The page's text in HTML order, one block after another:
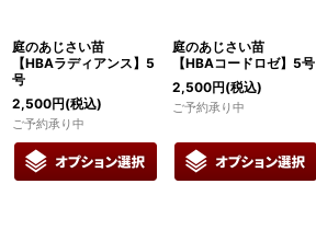
絞り込む
庭のあじさい苗
【HBAラディアンス】5
号
2,500円(税込)
ご予約承り中
庭のあじさい苗
【HBAコードロゼ】5号
2,500円(税込)
ご予約承り中